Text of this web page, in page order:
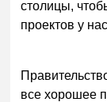
столицы,
проектов у
все хорошее